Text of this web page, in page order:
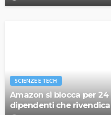
SCIENZE E TECH
Amazon si blocca per
dipendenti che